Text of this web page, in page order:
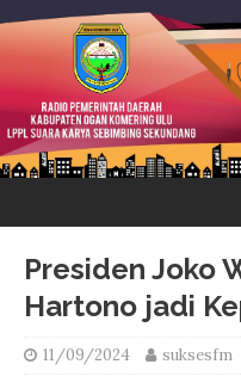
Presiden Joko
Hartono jadi
11/09/2024 suksesfm